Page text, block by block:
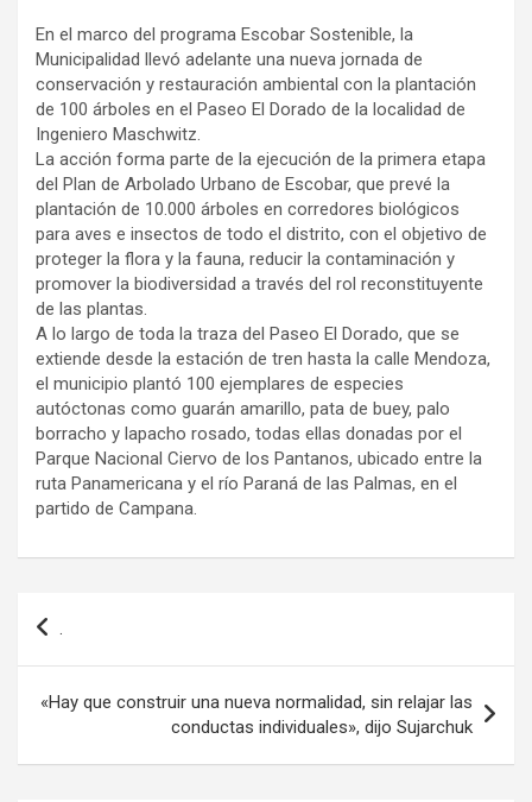
En el marco del programa Escobar Sostenible, la
Municipalidad llevó adelante una nueva jornada de
conservación y restauración ambiental con la plantación
de 100 árboles en el Paseo El Dorado de la localidad de
Ingeniero Maschwitz.
La acción forma parte de la ejecución de la primera etapa
del Plan de Arbolado Urbano de Escobar, que prevé la
plantación de 10.000 árboles en corredores biológicos
para aves e insectos de todo el distrito, con el objetivo de
proteger la flora y la fauna, reducir la contaminación y
promover la biodiversidad a través del rol reconstituyente
de las plantas.
A lo largo de toda la traza del Paseo El Dorado, que se
extiende desde la estación de tren hasta la calle Mendoza,
el municipio plantó 100 ejemplares de especies
autóctonas como guarán amarillo, pata de buey, palo
borracho y lapacho rosado, todas ellas donadas por el
Parque Nacional Ciervo de los Pantanos, ubicado entre la
ruta Panamericana y el río Paraná de las Palmas, en el
partido de Campana.
Navegación
entradas
.
«Hay que construir una nueva normalidad, sin relajar las
conductas individuales», dijo Sujarchuk